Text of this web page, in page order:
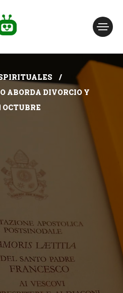
ABORDA DIVORCIO Y